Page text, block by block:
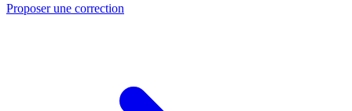
Proposer une correction